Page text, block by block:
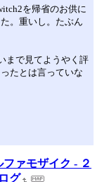
を帰省のお供に
。重いし。たぶん
まで見てようやく評
たとは言っていな
ァモザイク - ２
グ